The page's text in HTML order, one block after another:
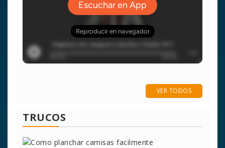
VER TODOS
TRUCOS